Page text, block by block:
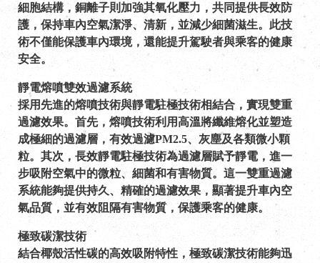
細胞結構，銅離子則加強其氧化壓力，共同提供長效防
護，保持車內空氣潔淨、清新，並減少細菌滋生。此技
術不僅能保護車內環境，還能提升駕駛者與乘客的健康
安全。
靜電熔噴雙效過濾系統
採用先進的熔噴技術與靜電駐極技術相結合，實現雙重
過濾效果。首先，熔噴技術利用高溫將纖維熔化並塑造
成極細的過濾層，有效過濾PM2.5、灰塵及各類微小顆
粒。其次，長效靜電駐極技術為過濾層賦予靜電，進一
步吸附空氣中的微粒、細菌和有害物質。這一雙重過濾
系統能夠提供持久、精確的過濾效果，顯著提升車內空
氣品質，並有效阻隔有害物質，保護乘客的健康。
極致碳潔技術
結合椰殼活性碳的高效吸附特性，極致碳潔技術能夠迅